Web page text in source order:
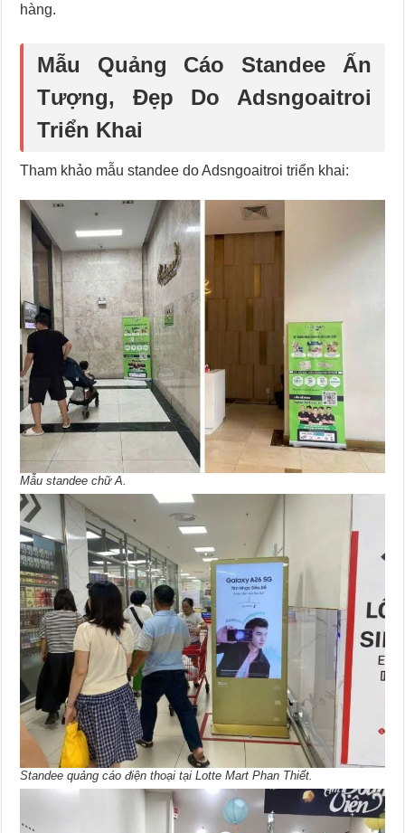
hàng.
Mẫu Quảng Cáo Standee Ấn
Tượng, Đẹp Do Adsngoaitroi
Triển Khai
Tham khảo mẫu standee do Adsngoaitroi triển khai:
Mẫu standee chữ A.
Standee quảng cáo điện thoại tại Lotte Mart Phan Thiết.